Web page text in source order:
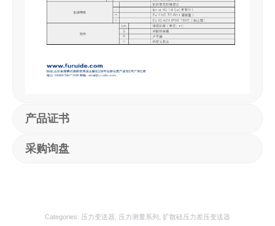
产品证书
采购询盘
Categories: 压力变送器 压力测量系列 扩散硅压力差压变送器